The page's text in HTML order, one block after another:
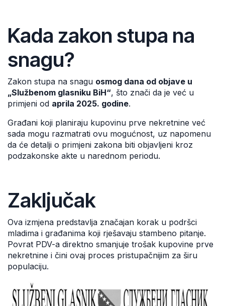
Kada zakon stupa na
snagu?
Zakon stupa na snagu osmog dana od objave u
„Službenom glasniku BiH“, što znači da je već u
primjeni od aprila 2025. godine.
Građani koji planiraju kupovinu prve nekretnine već
sada mogu razmatrati ovu mogućnost, uz napomenu
da će detalji o primjeni zakona biti objavljeni kroz
podzakonske akte u narednom periodu.
Zaključak
Ova izmjena predstavlja značajan korak u podršci
mladima i građanima koji rješavaju stambeno pitanje.
Povrat PDV-a direktno smanjuje trošak kupovine prve
nekretnine i čini ovaj proces pristupačnijim za širu
populaciju.